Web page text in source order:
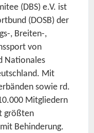
(DBS) e.V. ist
(DOSB) der
, Breiten-,
von
Nationales
Mit
sowie rd.
Mitgliedern
größten
Behinderung.